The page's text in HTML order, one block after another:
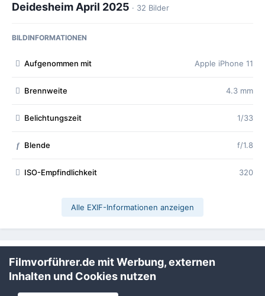
Deidesheim April 2025 · 32 Bilder
BILDINFORMATIONEN
Aufgenommen mit Apple iPhone 11
Brennweite 4.3 mm
Belichtungszeit 1/33
f Blende f/1.8
ISO-Empfindlichkeit 320
Alle EXIF-Informationen anzeigen
Teilen Folgen
Filmvorführer.de mit Werbung, externen
Inhalten und Cookies nutzen